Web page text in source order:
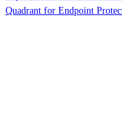
Quadrant for Endpoint